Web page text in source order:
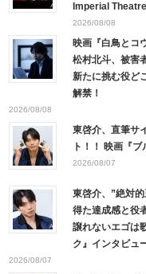
Imperial
2026/08/08
映画『白鳥とコ
松村北斗、被害
新たに挑む役ど
解禁！
2026/08/08
東啓介、直筆サ
ト！！ 映画『ブ
2026/08/07
東啓介、”絶対
得た達成感と役
譲れないエゴは
ク』インタビュ
2026/08/07